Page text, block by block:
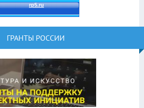
ГРАНТЫ РОССИИ